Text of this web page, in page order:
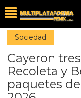
Sociedad
Cayeron
Recoleta y
paquetes